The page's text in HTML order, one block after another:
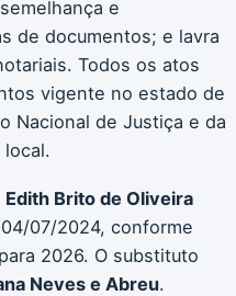
e
de documentos; e lavra
Todos os atos
vigente no estado de
Nacional de Justiça e da
Edith Brito de Oliveira
07/2024, conforme
2026. O substituto
Neves e Abreu.